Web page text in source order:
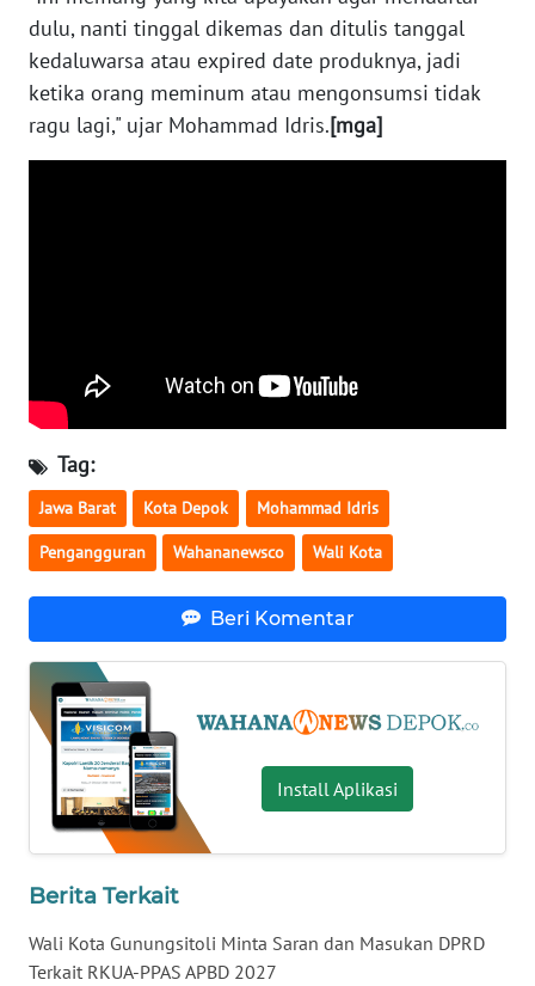
dulu, nanti tinggal dikemas dan ditulis tanggal
kedaluwarsa atau expired date produknya, jadi
ketika orang meminum atau mengonsumsi tidak
ragu lagi," ujar Mohammad Idris.[mga]
Tag:
Jawa Barat Kota Depok Mohammad Idris
Pengangguran Wahananewsco Wali Kota
Beri Komentar
Install Aplikasi
Berita Terkait
Wali Kota Gunungsitoli Minta Saran dan Masukan DPRD
Terkait RKUA-PPAS APBD 2027
NUSANTARA
WN
JOGJA
KALBAR
WN
KALTENG
WN
KALTARA
KALSEL
WN
KALTIM
WN
SULSEL
GORONTALO
WN